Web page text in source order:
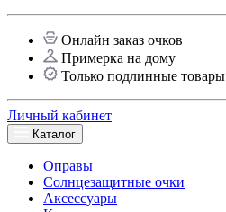
Онлайн заказ очков
Примерка на дому
Только подлинные товары
Личный кабинет
Каталог
Оправы
Солнцезащитные очки
Аксессуары